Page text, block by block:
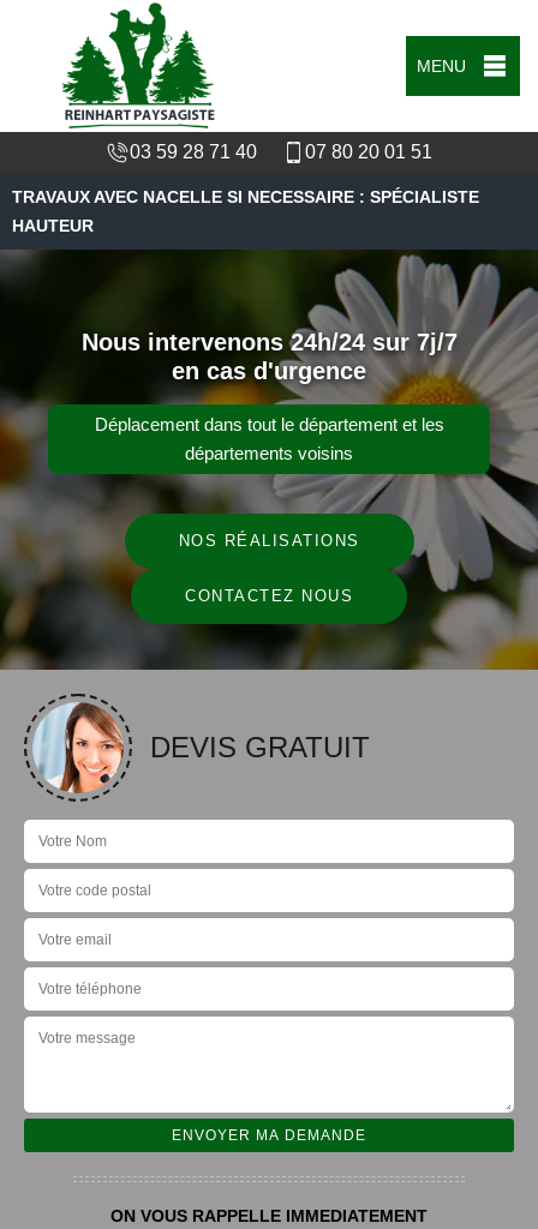
MENU
03 59 28 71 40 07 80 20 01 51
TRAVAUX AVEC NACELLE SI NECESSAIRE : SPÉCIALISTE
HAUTEUR
Nous intervenons 24h/24 sur 7j/7
en cas d'urgence
Déplacement dans tout le département et les
départements voisins
NOS RÉALISATIONS
CONTACTEZ NOUS
DEVIS GRATUIT
ON VOUS RAPPELLE IMMEDIATEMENT